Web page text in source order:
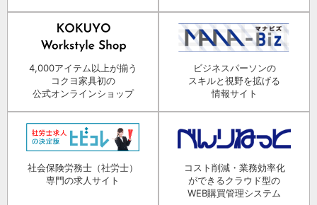
4,000アイテム以上が揃う
コクヨ家具初の
公式オンラインショップ
ビジネスパーソンの
スキルと視野を拡げる
情報サイト
社会保険労務士（社労士）
専門の求人サイト
コスト削減・業務効率化
ができるクラウド型の
WEB購買管理システム